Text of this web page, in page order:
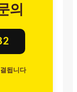
의
됩니다